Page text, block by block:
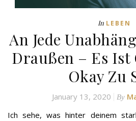
In LEBEN
An Jede
Draußen – Es Ist
Okay Zu
January 13, 2020 By
Ich sehe, was hinter deinem